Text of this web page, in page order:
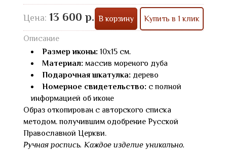
Цена: 13 600 р. В корзину Купить в 1 клик
Описание
Размер иконы: 10х15 см.
Материал: массив мореного дуба
Подарочная шкатулка: дерево
Номерное свидетельство: с полной
информацией об иконе
Образ откопирован с авторского списка
методом. получившим одобрение Русской
Православной Церкви.
Ручная роспись. Каждое изделие уникально.